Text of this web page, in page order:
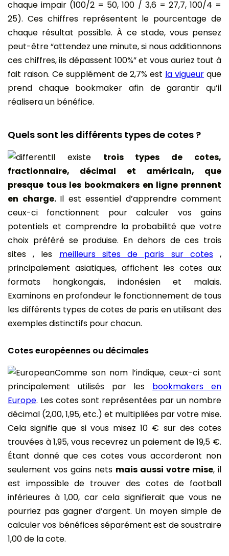
chaque impair (100/2 = 50, 100 / 3,6 = 27,7, 100/4 =
25). Ces chiffres représentent le pourcentage de
chaque résultat possible. À ce stade, vous pensez
peut-être “attendez une minute, si nous additionnons
ces chiffres, ils dépassent 100%” et vous auriez tout à
fait raison. Ce supplément de 2,7% est la vigueur que
prend chaque bookmaker afin de garantir qu’il
réalisera un bénéfice.
Quels sont les différents types de cotes ?
Il existe trois types de cotes,
fractionnaire, décimal et américain, que
presque tous les bookmakers en ligne prennent
en charge. Il est essentiel d’apprendre comment
ceux-ci fonctionnent pour calculer vos gains
potentiels et comprendre la probabilité que votre
choix préféré se produise. En dehors de ces trois
sites , les meilleurs sites de paris sur cotes,
principalement asiatiques, affichent les cotes aux
formats hongkongais, indonésien et malais.
Examinons en profondeur le fonctionnement de tous
les différents types de cotes de paris en utilisant des
exemples distinctifs pour chacun.
Cotes européennes ou décimales
Comme son nom l’indique, ceux-ci sont
principalement utilisés par les bookmakers en
Europe. Les cotes sont représentées par un nombre
décimal (2,00, 1,95, etc.) et multipliées par votre mise.
Cela signifie que si vous misez 10 € sur des cotes
trouvées à 1,95, vous recevrez un paiement de 19,5 €.
Étant donné que ces cotes vous accorderont non
seulement vos gains nets mais aussi votre mise, il
est impossible de trouver des cotes de football
inférieures à 1,00, car cela signifierait que vous ne
pourriez pas gagner d’argent. Un moyen simple de
calculer vos bénéfices séparément est de soustraire
1,00 de la cote.